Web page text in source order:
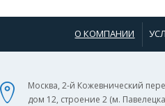
О КОМПАНИИ
Москва, 2-й Кожевнический
дом 12, строение 2 (м.